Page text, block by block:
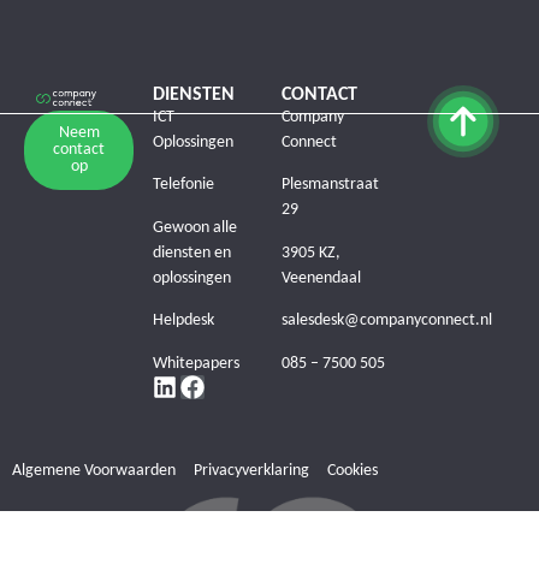
Neem
contact
op
DIENSTEN
ICT
Oplossingen
Telefonie
Gewoon alle
diensten en
oplossingen
Helpdesk
Whitepapers
CONTACT
Company
Connect
Plesmanstraat
29
3905 KZ,
Veenendaal
salesdesk@companyconnect.nl
085 – 7500 505
Algemene Voorwaarden Privacyverklaring Cookies